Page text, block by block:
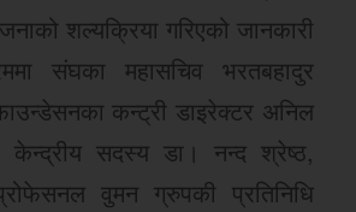
शल्यक्रिया गरिएको जानकारी
संघका महासचिव भरतबहादुर
कन्ट्री डाइरेक्टर अनिल
केन्द्रीय सदस्य डा। नन्द श्रेष्ठ,
वुमन ग्रुपकी प्रतिनिधि